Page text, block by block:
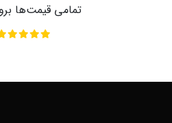
تمامی قیمت‌ها